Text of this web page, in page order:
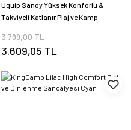
Uquip Sandy Yüksek Konforlu &
Takviyeli Katlanır Plaj ve Kamp
3.799,00 TL
3.609,05 TL